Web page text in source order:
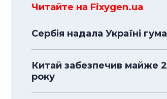
Читайте на Fixygen.ua
Сербія надала Україні
Китай забезпечив майже
року